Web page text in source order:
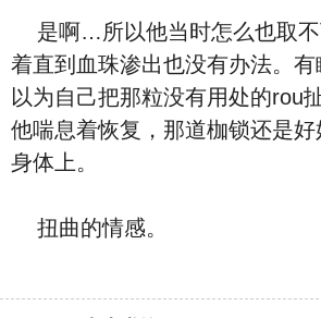
是啊…所以他当时怎么也取不
着直到血珠渗出也没有办法。
以为自己把那粒没有用处的rou
他喘息着恢复，那道枷锁还是
身体上。
扭曲的情感。